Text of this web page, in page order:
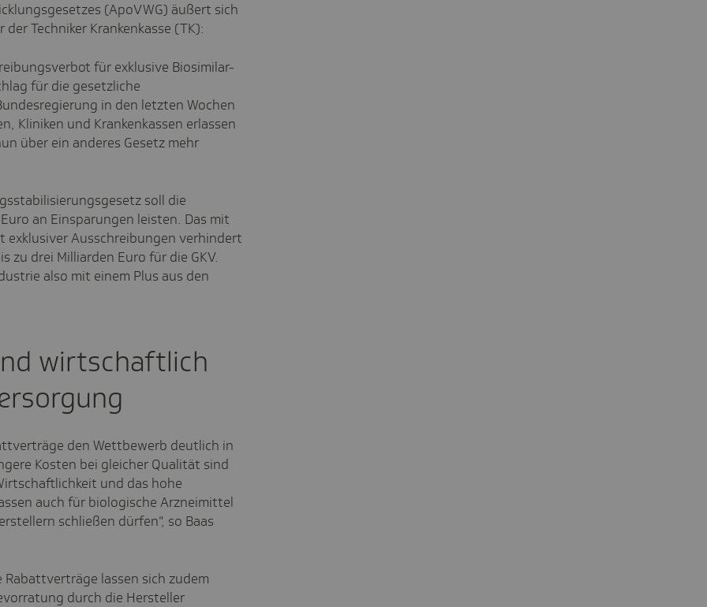
(ApoVWG) äußert sich
Techniker Krankenkasse (TK):
für exklusive Biosimilar-
für die gesetzliche
in den letzten Wochen
Kliniken und Krankenkassen erlassen
über ein anderes Gesetz mehr
soll die
an Einsparungen leisten. Das mit
exklusiver Ausschreibungen verhindert
zu drei Milliarden Euro für die GKV.
also mit einem Plus aus den
wirtschaftlich
den Wettbewerb deutlich in
Kosten bei gleicher Qualität sind
und das hohe
auch für biologische Arzneimittel
schließen dürfen", so Baas
lassen sich zudem
durch die Hersteller